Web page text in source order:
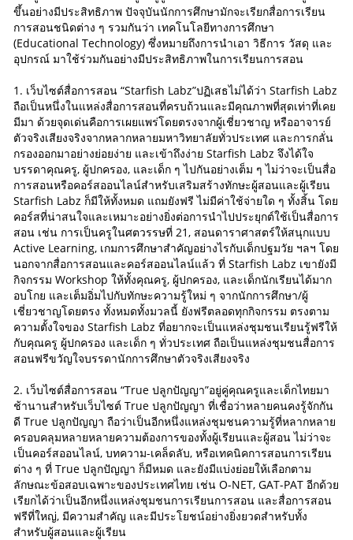
ขึ้นอย่างมีประสิทธิภาพ ปัจจุบันนักการศึกษามักจะเรียกสื่อการเรียน
การสอนชนิดต่าง ๆ รวมกันว่า เทคโนโลยีทางการศึกษา
(Educational Technology) ซึ่งหมายถึงการนำเอา วิธีการ วัสดุ และ
อุปกรณ์ มาใช้ร่วมกันอย่างมีประสิทธิภาพในการเรียนการสอน
1. เว็บไซต์สื่อการสอน “Starfish Labz”ปฏิเสธไม่ได้ว่า Starfish Labz
ถือเป็นหนึ่งในแหล่งสื่อการสอนที่ครบถ้วนและมีคุณภาพที่สุดเท่าที่เคย
มีมา ด้วยจุดเด่นคือการเผยแพร่โดยตรงจากผู้เชี่ยวชาญ หรืออาจารย์
ตัวจริงเสียงจริงจากหลากหลายมหาวิทยาลัยทั่วประเทศ และการกลั่น
กรองออกมาอย่างย่อยง่าย และเข้าถึงง่าย Starfish Labz จึงได้ใจ
บรรดาคุณครู, ผู้ปกครอง, และเด็ก ๆ ไปกันอย่างเต็ม ๆ ไม่ว่าจะเป็นสื่อ
การสอนหรือคอร์สออนไลน์สำหรับเสริมสร้างทักษะผู้สอนและผู้เรียน
Starfish Labz ก็มีให้ทั้งหมด แถมยังฟรี ไม่มีค่าใช้จ่ายใด ๆ ทั้งสิ้น โดย
คอร์สที่น่าสนใจและเหมาะอย่างยิ่งต่อการนำไปประยุกต์ใช้เป็นสื่อการ
สอน เช่น การเป็นครูในศตวรรษที่ 21, สอนดาราศาสตร์ให้สนุกแบบ
Active Learning, เกมการศึกษาสำคัญอย่างไรกับเด็กปฐมวัย ฯลฯ โดย
นอกจากสื่อการสอนและคอร์สออนไลน์แล้ว ที่ Starfish Labz เขายังมี
กิจกรรม Workshop ให้ทั้งคุณครู, ผู้ปกครอง, และเด็กนักเรียนได้มาก
อบโกย และเต็มอิ่มไปกับทักษะความรู้ใหม่ ๆ จากนักการศึกษา/ผู้
เชี่ยวชาญโดยตรง ทั้งหมดทั้งมวลนี้ ยังฟรีตลอดทุกกิจกรรม ตรงตาม
ความตั้งใจของ Starfish Labz ที่อยากจะเป็นแหล่งชุมชนเรียนรู้ฟรีให้
กับคุณครู ผู้ปกครอง และเด็ก ๆ ทั่วประเทศ ถือเป็นแหล่งชุมชนสื่อการ
สอนฟรีขวัญใจบรรดานักการศึกษาตัวจริงเสียงจริง
2. เว็บไซต์สื่อการสอน “True ปลูกปัญญา”อยู่คู่คุณครูและเด็กไทยมา
ช้านานสำหรับเว็บไซต์ True ปลูกปัญญา ที่เชื่อว่าหลายคนคงรู้จักกัน
ดี True ปลูกปัญญา ถือว่าเป็นอีกหนึ่งแหล่งชุมชนความรู้ที่หลากหลาย
ครอบคลุมหลายหลายความต้องการของทั้งผู้เรียนและผู้สอน ไม่ว่าจะ
เป็นคอร์สออนไลน์, บทความ-เคล็ดลับ, หรือเทคนิคการสอนการเรียน
ต่าง ๆ ที่ True ปลูกปัญญา ก็มีหมด และยังมีแบ่งย่อยให้เลือกตาม
ลักษณะข้อสอบเฉพาะของประเทศไทย เช่น O-NET, GAT-PAT อีกด้วย
เรียกได้ว่าเป็นอีกหนึ่งแหล่งชุมชนการเรียนการสอน และสื่อการสอน
ฟรีที่ใหญ่, มีความสำคัญ และมีประโยชน์อย่างยิ่งยวดสำหรับทั้ง
สำหรับผู้สอนและผู้เรียน